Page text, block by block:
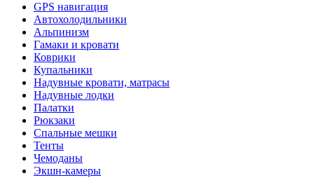
GPS навигация
Автохолодильники
Альпинизм
Гамаки и кровати
Коврики
Купальники
Надувные кровати, матрасы
Надувные лодки
Палатки
Рюкзаки
Спальные мешки
Тенты
Чемоданы
Экшн-камеры